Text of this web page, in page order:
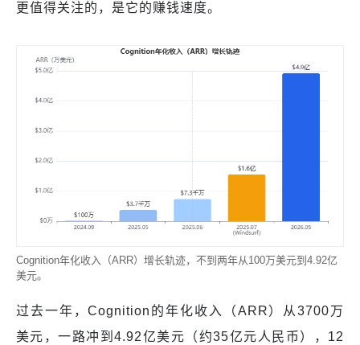
更值得关注的，是它的赚钱速度。
Cognition年化收入（ARR）增长轨迹，不到两年从100万美元到4.92亿
美元。
过去一年，Cognition的年化收入（ARR）从3700万
美元，一路冲到4.92亿美元（约35亿元人民币），12